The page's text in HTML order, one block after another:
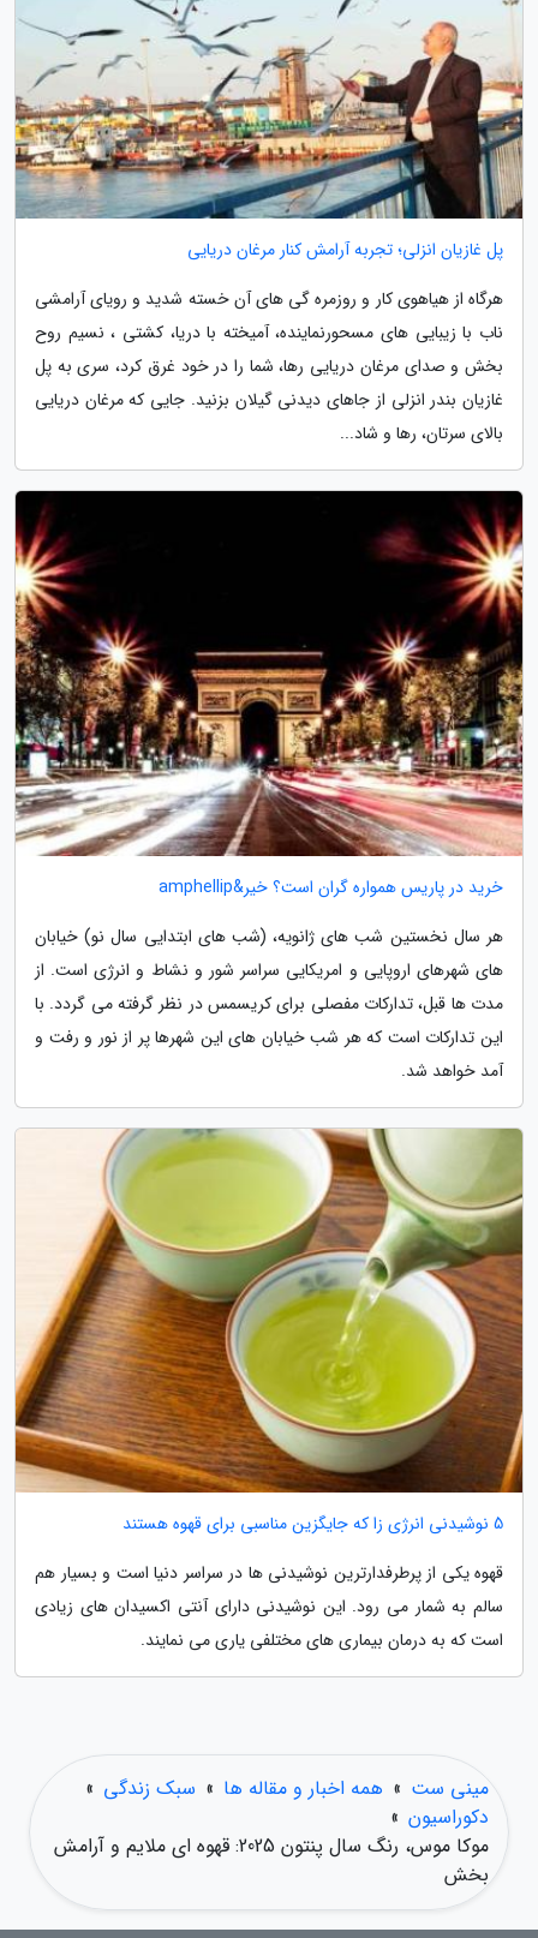
پل غازیان انزلی؛ تجربه آرامش کنار مرغان دریایی
هرگاه از هیاهوی کار و روزمره گی های آن خسته شدید و رویای آرامشی
ناب با زیبایی های مسحورنماینده، آمیخته با دریا، کشتی ، نسیم روح
بخش و صدای مرغان دریایی رها، شما را در خود غرق کرد، سری به پل
غازیان بندر انزلی از جاهای دیدنی گیلان بزنید. جایی که مرغان دریایی
بالای سرتان، رها و شاد...
خرید در پاریس همواره گران است؟ خیر&amphellip
هر سال نخستین شب های ژانویه، (شب های ابتدایی سال نو) خیابان
های شهرهای اروپایی و امریکایی سراسر شور و نشاط و انرژی است. از
مدت ها قبل، تدارکات مفصلی برای کریسمس در نظر گرفته می گردد. با
این تدارکات است که هر شب خیابان های این شهرها پر از نور و رفت و
آمد خواهد شد.
5 نوشیدنی انرژی زا که جایگزین مناسبی برای قهوه هستند
قهوه یکی از پرطرفدارترین نوشیدنی ها در سراسر دنیا است و بسیار هم
سالم به شمار می رود. این نوشیدنی دارای آنتی اکسیدان های زیادی
است که به درمان بیماری های مختلفی یاری می نمایند.
مینی ست » همه اخبار و مقاله ها » سبک زندگی »
دکوراسیون »
موکا موس، رنگ سال پنتون 2025: قهوه ای ملایم و آرامش
بخش